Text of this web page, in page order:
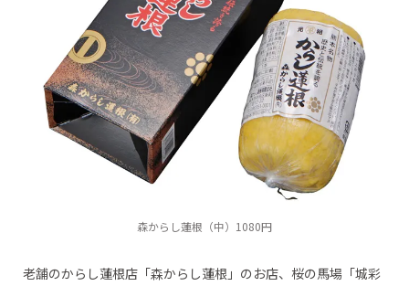
森からし蓮根（中）1080円
老舗のからし蓮根店「森からし蓮根」のお店、桜の馬場「城彩